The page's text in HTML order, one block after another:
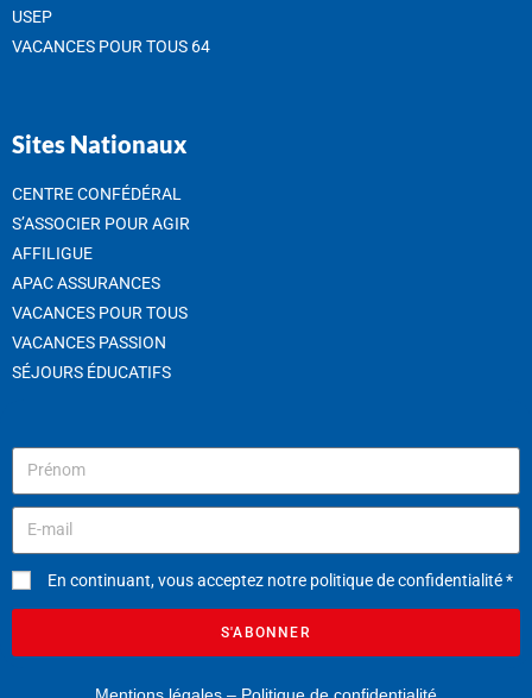
USEP
VACANCES POUR TOUS 64
Sites Nationaux
CENTRE CONFÉDÉRAL
S’ASSOCIER POUR AGIR
AFFILIGUE
APAC ASSURANCES
VACANCES POUR TOUS
VACANCES PASSION
SÉJOURS ÉDUCATIFS
En continuant, vous acceptez notre politique de confidentialité *
S'ABONNER
Mentions légales – Politique de confidentialité